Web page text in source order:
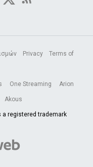
Privacy Terms of
One Streaming Arion
Akous
a registered trademark